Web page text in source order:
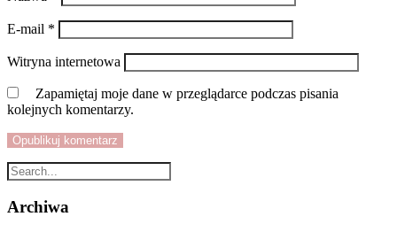
E-mail *
Witryna internetowa
Zapamiętaj moje dane w przeglądarce podczas pisania
kolejnych komentarzy.
Archiwa